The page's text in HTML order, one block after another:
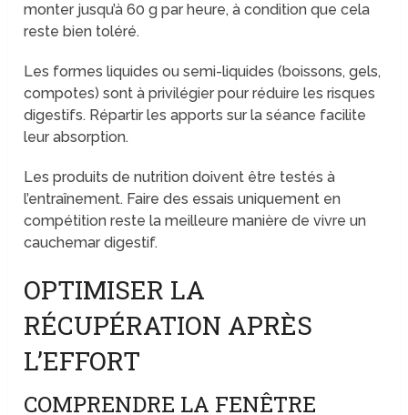
monter jusqu’à 60 g par heure, à condition que cela
reste bien toléré.
Les formes liquides ou semi-liquides (boissons, gels,
compotes) sont à privilégier pour réduire les risques
digestifs. Répartir les apports sur la séance facilite
leur absorption.
Les produits de nutrition doivent être testés à
l’entraînement. Faire des essais uniquement en
compétition reste la meilleure manière de vivre un
cauchemar digestif.
OPTIMISER LA
RÉCUPÉRATION APRÈS
L’EFFORT
COMPRENDRE LA FENÊTRE